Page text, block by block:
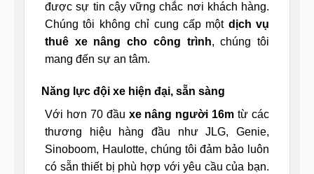
được sự tin cậy vững chắc nơi khách hàng.
Chúng tôi không chỉ cung cấp một dịch vụ
thuê xe nâng cho công trình, chúng tôi
mang đến sự an tâm.
Năng lực đội xe hiện đại, sẵn sàng
Với hơn 70 đầu xe nâng người 16m từ các
thương hiệu hàng đầu như JLG, Genie,
Sinoboom, Haulotte, chúng tôi đảm bảo luôn
có sẵn thiết bị phù hợp với yêu cầu của bạn.